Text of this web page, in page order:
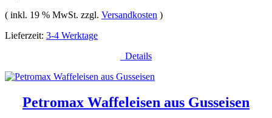
( inkl. 19 % MwSt. zzgl. Versandkosten )
Lieferzeit: 3-4 Werktage
Details
Petromax Waffeleisen aus Gusseisen